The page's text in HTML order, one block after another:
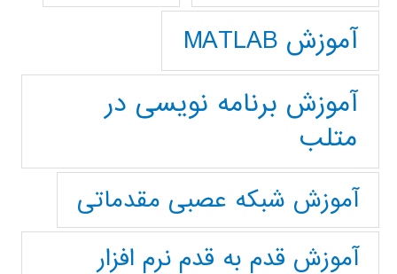
آموزش MATLAB
آموزش برنامه نویسی در
متلب
آموزش شبکه عصبی مقدماتی
آموزش قدم به قدم نرم افزار